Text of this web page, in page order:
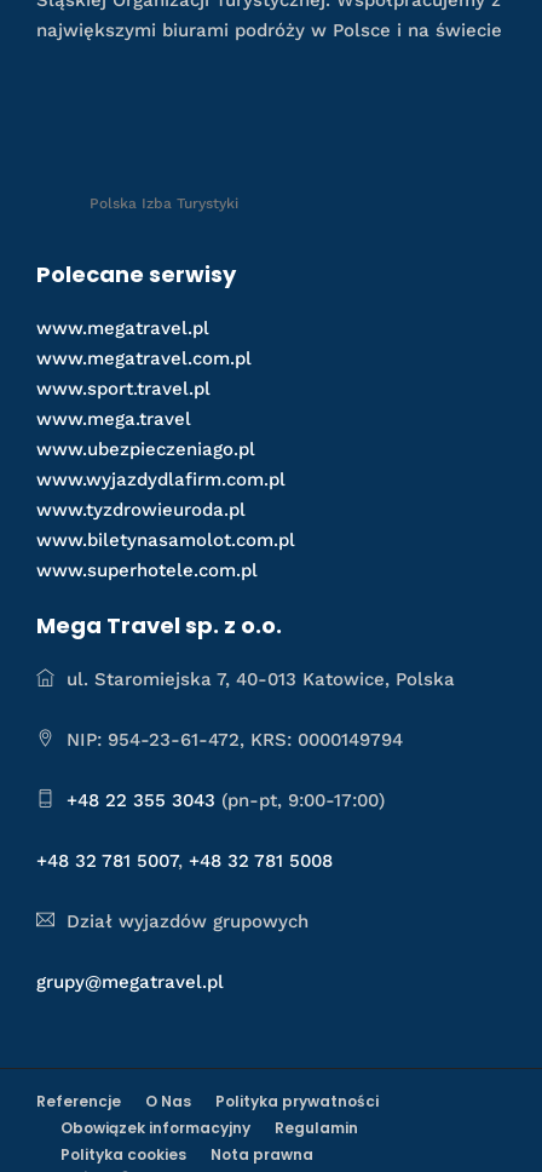
największymi biurami podróży w Polsce i na świecie
Polska Izba Turystyki
Polecane serwisy
www.megatravel.pl
www.megatravel.com.pl
www.sport.travel.pl
www.mega.travel
www.ubezpieczeniago.pl
www.wyjazdydlafirm.com.pl
www.tyzdrowieuroda.pl
www.biletynasamolot.com.pl
www.superhotele.com.pl
Mega Travel sp. z o.o.
ul. Staromiejska 7, 40-013 Katowice, Polska
NIP: 954-23-61-472, KRS: 0000149794
+48 22 355 3043 (pn-pt, 9:00-17:00)
+48 32 781 5007, +48 32 781 5008
Dział wyjazdów grupowych
grupy@megatravel.pl
Referencje O Nas
Polityka prywatności
Obowiązek informacyjny
Regulamin
Polityka cookies
Nota prawna